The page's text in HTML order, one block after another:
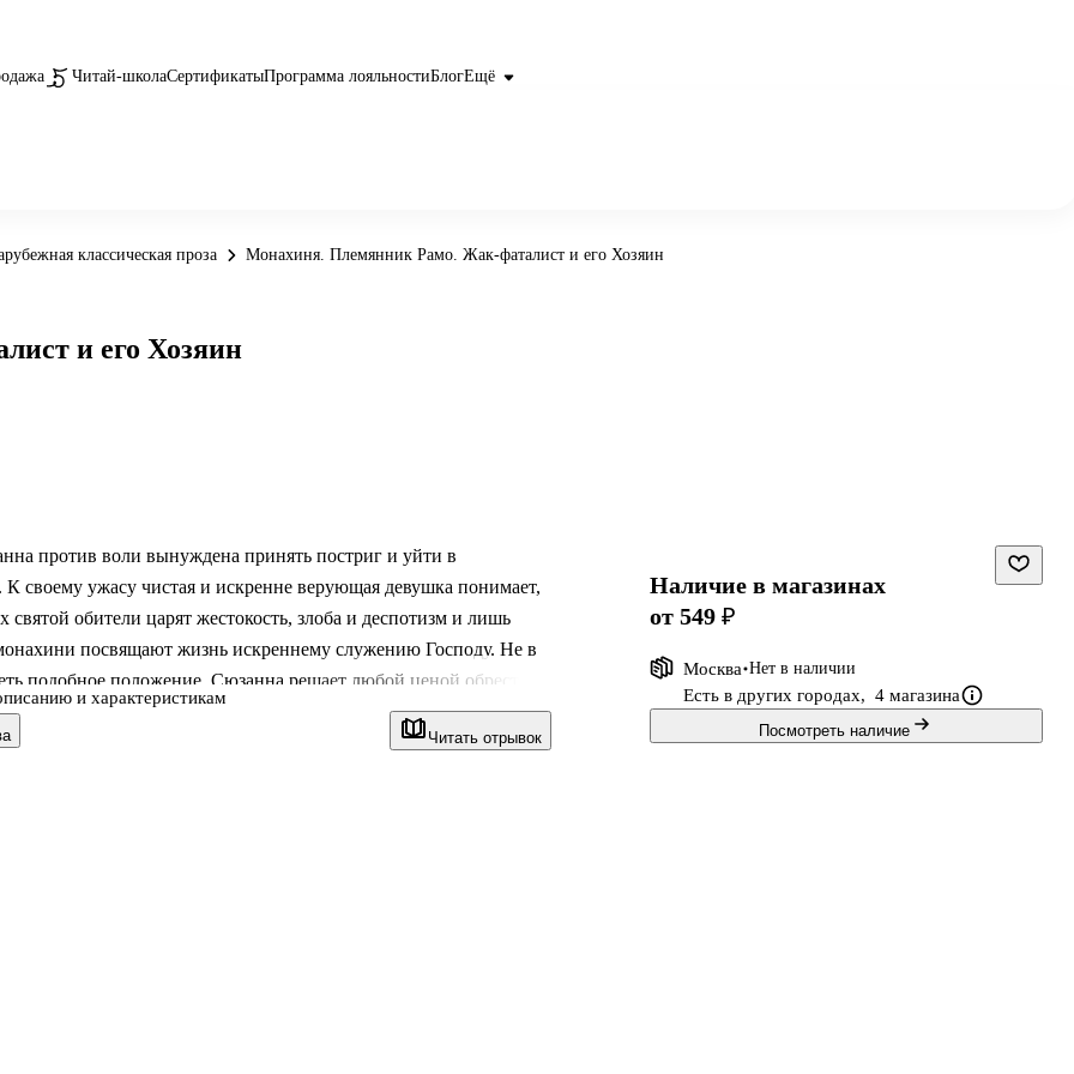
Читай-школаСертификатыПрограмма лояльностиБлогЕщё
классическая проза Монахиня. Племянник Рамо. Жак-фаталист и его Хозяин
Читать отрывок
против воли вынуждена принять постриг и уйти в
К своему ужасу чистая и искренне верующая девушка понимает,
святой обители царят жестокость, злоба и деспотизм и лишь
посвящают жизнь искреннему служению Господу. Не в
подобное положение, Сюзанна решает любой ценой обрести
антиклерикального настроя роман "Монахиня" не
и характеристикам
и его Хозяин
Наличие в магазинах
от 549 ₽
Москва Нет в наличии
Есть в других городах, 4 магазина
Посмотреть наличие